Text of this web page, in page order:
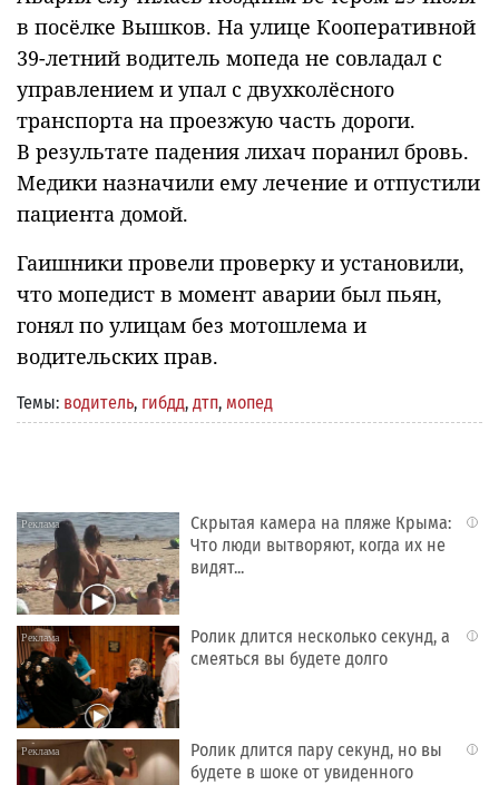
в посёлке Вышков. На улице Кооперативной
39-летний водитель мопеда не совладал с
управлением и упал с двухколёсного
транспорта на проезжую часть дороги.
В результате падения лихач поранил бровь.
Медики назначили ему лечение и отпустили
пациента домой.
Гаишники провели проверку и установили,
что мопедист в момент аварии был пьян,
гонял по улицам без мотошлема и
водительских прав.
Темы: водитель, гибдд, дтп, мопед
i
Скрытая камера на пляже Крыма:
Что люди вытворяют, когда их не
видят...
i
Ролик длится несколько секунд, а
смеяться вы будете долго
i
Ролик длится пару секунд, но вы
будете в шоке от увиденного